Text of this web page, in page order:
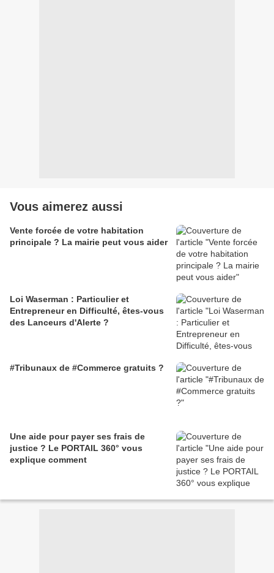
Vous aimerez aussi
Vente forcée de votre habitation
principale ? La mairie peut vous aider
Loi Waserman : Particulier et
Entrepreneur en Difficulté, êtes-vous
des Lanceurs d'Alerte ?
#Tribunaux de #Commerce gratuits ?
Une aide pour payer ses frais de
justice ? Le PORTAIL 360° vous
explique comment